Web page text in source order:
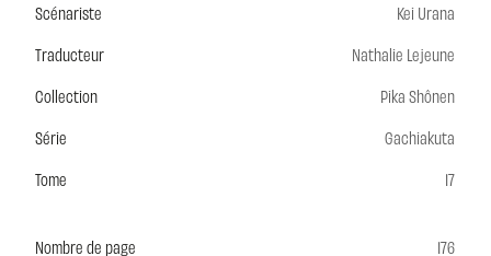
Scénariste
Kei Urana
Traducteur
Nathalie Lejeune
Collection
Pika Shônen
Série
Gachiakuta
Tome
17
Nombre de page
176